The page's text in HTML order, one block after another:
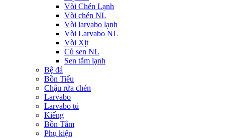
Vòi Chén Lạnh
Vòi chén NL
Vòi larvabo lạnh
Vòi Larvabo NL
Vòi Xịt
Củ sen NL
Sen tắm lạnh
Bệ đá
Bồn Tiểu
Chậu rửa chén
Larvabo
Larvabo tủ
Kiếng
Bồn Tắm
Phụ kiện